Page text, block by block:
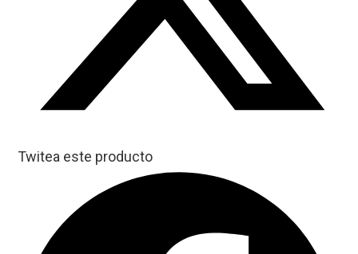
Twitea este producto